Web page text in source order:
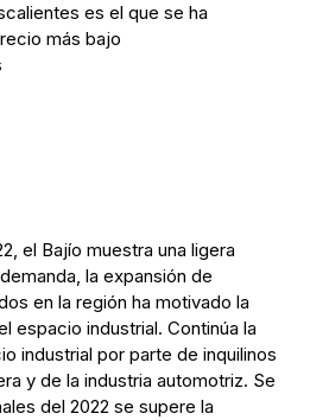
es el que se ha
más bajo
el Bajío muestra una ligera
la expansión de
en la región ha motivado la
espacio industrial. Continúa la
industrial por parte de inquilinos
y de la industria automotriz. Se
del 2022 se supere la